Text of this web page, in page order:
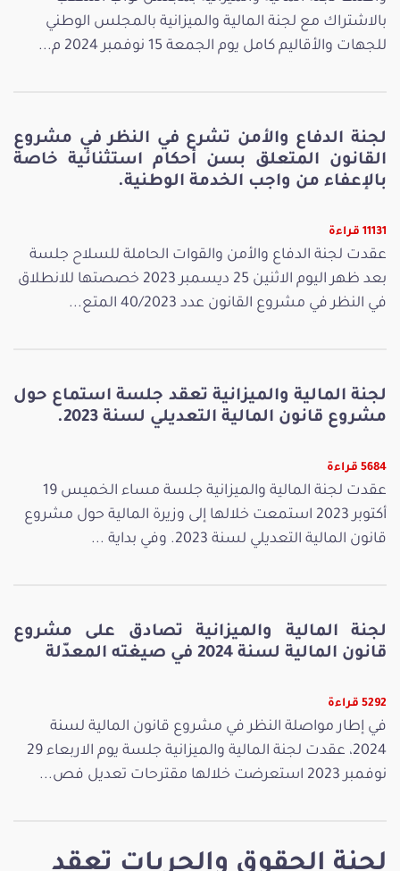
لجنة الحقوق والحريات تعقد
بالاشتراك مع لجنة المالية والميزانية بالمجلس الوطني
للجهات والأقاليم كامل يوم الجمعة 15 نوفمبر 2024 م...
لجنة الدفاع والأمن تشرع في النظر في مشروع
القانون المتعلق بسن أحكام استثنائية خاصة
بالإعفاء من واجب الخدمة الوطنية.
11131 قراءة
عقدت لجنة الدفاع والأمن والقوات الحاملة للسلاح جلسة
بعد ظهر اليوم الاثنين 25 ديسمبر 2023 خصصتها للانطلاق
في النظر في مشروع القانون عدد 40/2023 المتع...
لجنة المالية والميزانية تعقد جلسة استماع حول
مشروع قانون المالية التعديلي لسنة 2023.
5684 قراءة
عقدت لجنة المالية والميزانية جلسة مساء الخميس 19
أكتوبر 2023 استمعت خلالها إلى وزيرة المالية حول مشروع
قانون المالية التعديلي لسنة 2023. وفي بداية ...
لجنة المالية والميزانية تصادق على مشروع
قانون المالية لسنة 2024 في صيغته المعدّلة
5292 قراءة
في إطار مواصلة النظر في مشروع قانون المالية لسنة
2024، عقدت لجنة المالية والميزانية جلسة يوم الاربعاء 29
نوفمبر 2023 استعرضت خلالها مقترحات تعديل فص...